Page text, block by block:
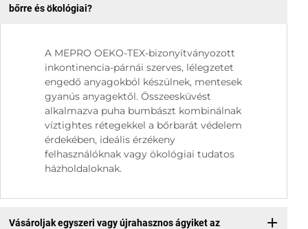
bőrre és ökológiai?
A MEPRO OEKO-TEX-bizonyítványozott
inkontinencia-párnái szerves, lélegzetet
engedő anyagokból készülnek, mentesek
gyanús anyagektől. Összeesküvést
alkalmazva puha bumbászt kombinálnak
víztightes rétegekkel a bőrbarát védelem
érdekében, ideális érzékeny
felhasználóknak vagy ökológiai tudatos
házholdaloknak.
Vásároljak egyszeri vagy újrahasznos ágyiket az